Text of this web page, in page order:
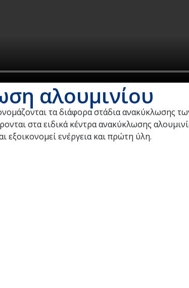
αλουμινίου
τα διάφορα στάδια ανακύκλωσης
στα ειδικά κέντρα ανακύκλωσης
εξοικονομεί ενέργεια και πρώτη ύλη.